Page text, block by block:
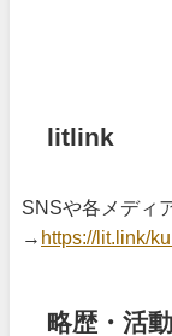
litlink
SNSや各メディ
→ https://lit.link/
略歴・活動